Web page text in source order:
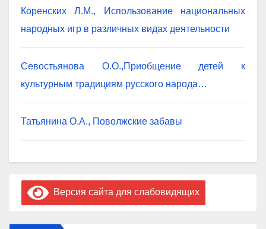
Коренских Л.М., Использование национальных
народных игр в различных видах деятельности
Севостьянова О.О.,Приобщение детей к
культурным традициям русского народа…
Татьянина О.А., Поволжские забавы
Версия сайта для слабовидящих